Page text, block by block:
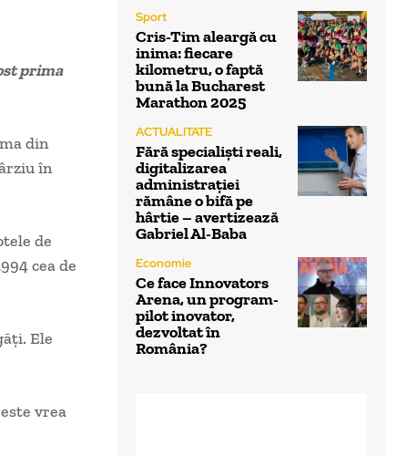
prima
din
în
de
cea de
Ele
vrea
Sport
Cris-Tim aleargă cu
inima: fiecare
kilometru, o faptă
bună la Bucharest
Marathon 2025
ACTUALITATE
Fără specialiști reali,
digitalizarea
administrației
rămâne o bifă pe
hârtie – avertizează
Gabriel Al-Baba
Economie
Ce face Innovators
Arena, un program-
pilot inovator,
dezvoltat în
România?